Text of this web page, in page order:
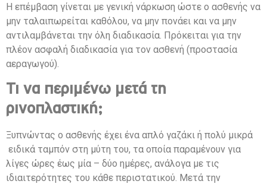
Η επέμβαση γίνεται με γενική νάρκωση ώστε ο ασθενής να
μην ταλαιπωρείται καθόλου, να μην πονάει και να μην
αντιλαμβάνεται την όλη διαδικασία. Πρόκειται για την
πλέον ασφαλή διαδικασία για τον ασθενή (προστασία
αεραγωγού).
Τι να περιμένω μετά τη
ρινοπλαστική;
Ξυπνώντας ο ασθενής έχει ένα απλό γαζάκι ή πολύ μικρά
ειδικά ταμπόν στη μύτη του, τα οποία παραμένουν για
λίγες ώρες έως μία – δύο ημέρες, ανάλογα με τις
ιδιαιτερότητες του κάθε περιστατικού. Μετά την